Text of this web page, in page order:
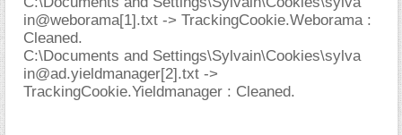
in@weborama[1].txt -> TrackingCookie.Weborama :
Cleaned.
C:\Documents and Settings\Sylvain\Cookies\sylva
in@ad.yieldmanager[2].txt ->
TrackingCookie.Yieldmanager : Cleaned.